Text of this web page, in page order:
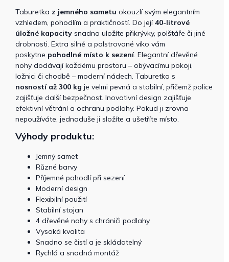
Taburetka z jemného sametu okouzlí svým elegantním
vzhledem, pohodlím a praktičností. Do její40-litrové
úložné kapacity snadno uložíte přikrývky, polštáře či jiné
drobnosti. Extra silné a polstrované víko vám
poskytne pohodlné místo k sezení. Elegantní dřevěné
nohy dodávají každému prostoru – obývacímu pokoji,
ložnici či chodbě – moderní nádech. Taburetka s
nosností až 300 kg je velmi pevná a stabilní, přičemž police
zajišťuje další bezpečnost. Inovativní design zajišťuje
efektivní větrání a ochranu podlahy. Pokud ji zrovna
nepoužíváte, jednoduše ji složíte a ušetříte místo.
Výhody produktu:
Jemný samet
Různé barvy
Příjemné pohodlí při sezení
Moderní design
Flexibilní použití
Stabilní stojan
4 dřevěné nohy s chrániči podlahy
Vysoká kvalita
Snadno se čistí a je skládatelný
Rychlá a snadná montáž